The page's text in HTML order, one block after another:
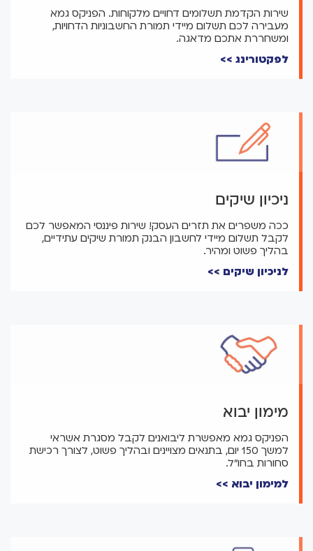
שירות הקדמת תשלומים דחויים מלקוחות. הפניקס גמא
מעבירה לכם תשלום מיידי תמורת החשבוניות הדחויות,
ומשחררת אתכם מדאגה.
לפקטורינג >>
ניכיון שיקים
ככה משפרים את תזרים העסק! שירות פיננסי המאפשר לכם
לקבל תשלום מיידי לחשבון הבנק תמורת שיקים עתידיים,
בהליך פשוט ומהיר.
לניכיון שיקים >>
מימון יבוא
הפניקס גמא מאפשרת ליבואנים לקבל מסגרת אשראי
למשך 150 יום, בתנאים מצויינים ובהליך פשוט, לצורך רכישת
סחורות בחו"ל.
למימון יבוא >>